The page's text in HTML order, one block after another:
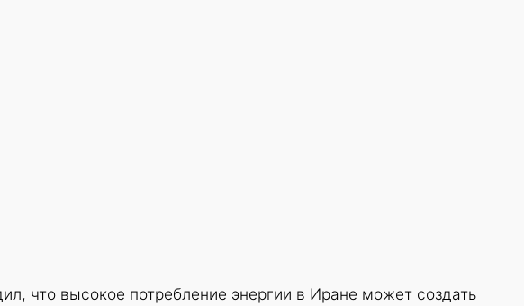
что высокое потребление энергии в Иране может создать